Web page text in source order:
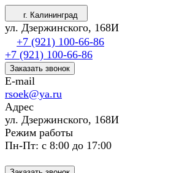
г. Калининград
ул. Дзержинского, 168И
+7 (921) 100-66-86
+7 (921) 100-66-86
Заказать звонок
E-mail
rsoek@ya.ru
Адрес
ул. Дзержинского, 168И
Режим работы
Пн-Пт: с 8:00 до 17:00